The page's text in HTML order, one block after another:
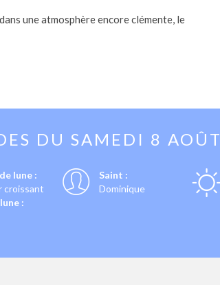
une atmosphère encore clémente, le
DU SAMEDI 8 AOÛT
lune :
croissant
:
Saint :
Dominique